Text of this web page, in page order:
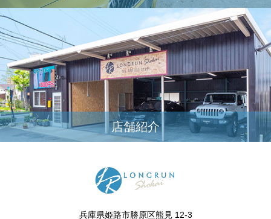
店舗紹介
兵庫県姫路市勝原区熊見 12-3